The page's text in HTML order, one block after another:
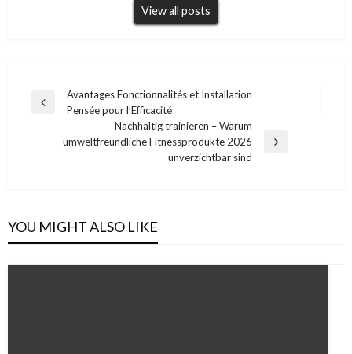
View all posts
Post
navigation
Previous
Avantages Fonctionnalités et Installation
Pensée pour l’Efficacité
Next
Nachhaltig trainieren – Warum
umweltfreundliche Fitnessprodukte 2026
unverzichtbar sind
YOU MIGHT ALSO LIKE